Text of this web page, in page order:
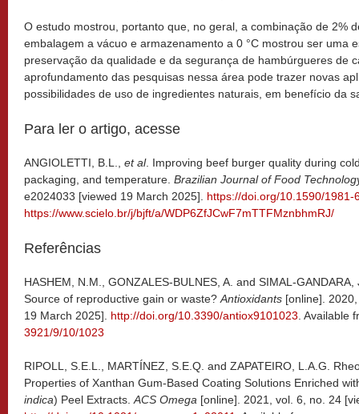
O estudo mostrou, portanto que, no geral, a combinação de 2%
embalagem a vácuo e armazenamento a 0 °C mostrou ser uma
preservação da qualidade e da segurança de hambúrgueres de
aprofundamento das pesquisas nessa área pode trazer novas
possibilidades de uso de ingredientes naturais, em benefício da
Para ler o artigo, acesse
ANGIOLETTI, B.L., et al. Improving beef burger quality during
packaging, and temperature. Brazilian Journal of Food
e2024033 [viewed 19 March 2025]. https://doi.org/10.1590/1981-
https://www.scielo.br/j/bjft/a/WDP6ZfJCwF7mTTFMznbhmRJ/
Referências
HASHEM, N.M., GONZALES-BULNES, A. and SIMAL-
Source of reproductive gain or waste? Antioxidants [online].
19 March 2025]. http://doi.org/10.3390/antiox9101023 . Available
3921/9/10/1023
RIPOLL, S.E.L., MARTÍNEZ, S.E.Q. and ZAPATEIRO, L.A.G.
Properties of Xanthan Gum-Based Coating Solutions Enriched
indica) Peel Extracts. ACS Omega [online]. 2021, vol. 6, no. 24